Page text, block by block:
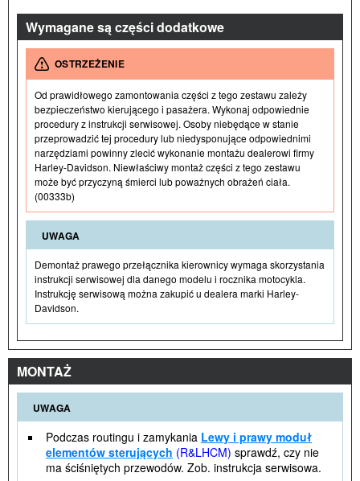
Wymagane są części dodatkowe
OSTRZEŻENIE
Od prawidłowego zamontowania części z tego zestawu zależy
bezpieczeństwo kierującego i pasażera. Wykonaj odpowiednie
procedury z instrukcji serwisowej. Osoby niebędące w stanie
przeprowadzić tej procedury lub niedysponujące odpowiednimi
narzędziami powinny zlecić wykonanie montażu dealerowi firmy
Harley-Davidson. Niewłaściwy montaż części z tego zestawu
może być przyczyną śmierci lub poważnych obrażeń ciała.
(00333b)
UWAGA
Demontaż prawego przełącznika kierownicy wymaga skorzystania
instrukcji serwisowej dla danego modelu i rocznika motocykla.
Instrukcję serwisową można zakupić u dealera marki Harley-
Davidson.
MONTAŻ
UWAGA
Podczas routingu i zamykania Lewy i prawy moduł
elementów sterujących (R&LHCM) sprawdź, czy nie
ma ściśniętych przewodów. Zob. instrukcja serwisowa.